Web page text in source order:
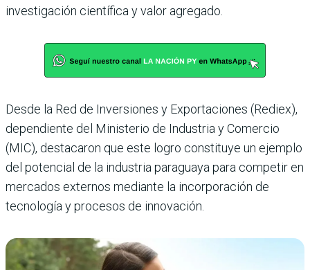
investigación científica y valor agregado.
Desde la Red de Inversiones y Exportaciones (Rediex),
dependiente del Ministerio de Industria y Comercio
(MIC), destacaron que este logro constituye un ejemplo
del potencial de la industria paraguaya para competir en
mercados externos mediante la incorporación de
tecnología y procesos de innovación.